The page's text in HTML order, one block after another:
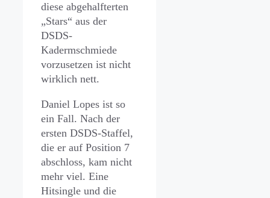
diese abgehalfterten
„Stars“ aus der
DSDS-
Kadermschmiede
vorzusetzen ist nicht
wirklich nett.
Daniel Lopes ist so
ein Fall. Nach der
ersten DSDS-Staffel,
die er auf Position 7
abschloss, kam nicht
mehr viel. Eine
Hitsingle und die